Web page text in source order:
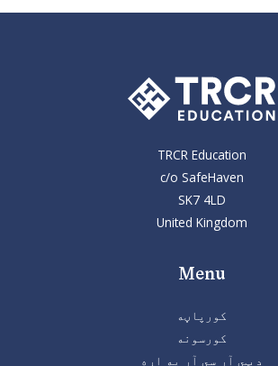
TRCR Education
c/o SafeHaven
SK7 4LD
United Kingdom
Menu
کورپاڼه
کورسونه
د ټي آر سي آر په اړه